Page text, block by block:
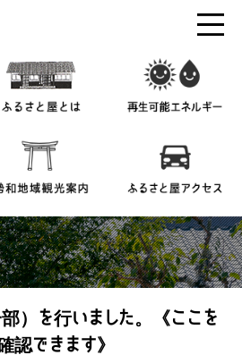
）を行いました。《ここを
認できます》